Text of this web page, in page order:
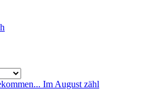
Im August zähl